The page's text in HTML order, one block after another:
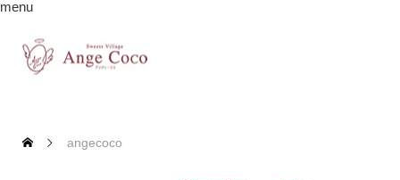
menu
angecoco